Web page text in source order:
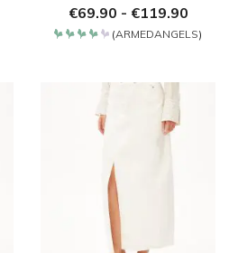
€69.90 - €119.90
(ARMEDANGELS)